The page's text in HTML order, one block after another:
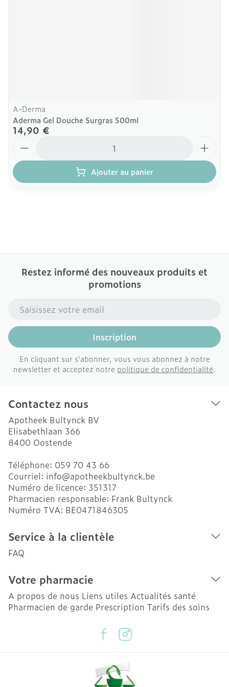
A-Derma
Aderma Gel Douche Surgras 500ml
14,90 €
Ajouter au panier
Restez informé des nouveaux produits et
promotions
Adresse mail
Inscription
En cliquant sur s'abonner, vous vous abonnez à notre
newsletter et acceptez notre politique de confidentialité.
Contactez nous
Apotheek Bultynck BV
Elisabethlaan 366
8400 Oostende
Téléphone: 059 70 43 66
Courriel: info@apotheekbultynck.be
Numéro de licence: 351317
Pharmacien responsable: Frank Bultynck
Numéro TVA: BE0471846305
Service à la clientèle
FAQ
Votre pharmacie
A propos de nous Liens utiles Actualités santé
Pharmacien de garde Prescription Tarifs des soins